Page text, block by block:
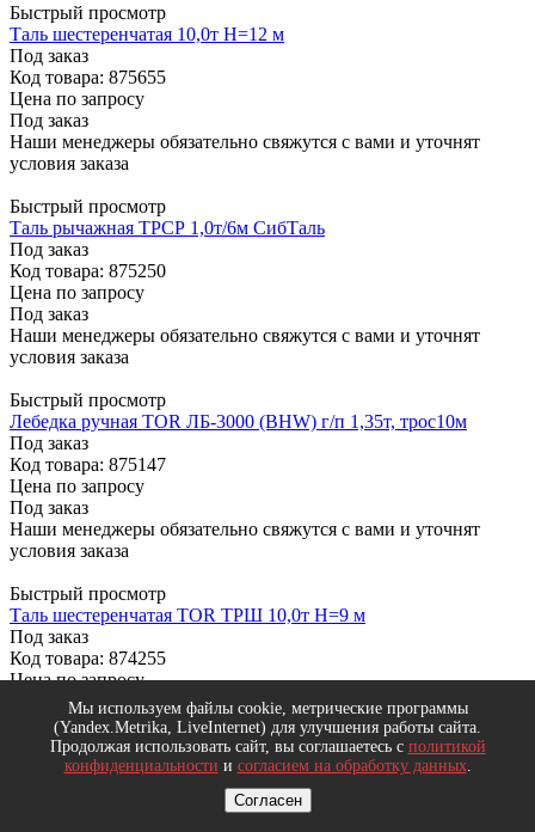
Быстрый просмотр
Таль шестеренчатая 10,0т Н=12 м
Под заказ
Код товара: 875655
Цена по запросу
Под заказ
Наши менеджеры обязательно свяжутся с вами и уточнят
условия заказа
Быстрый просмотр
Таль рычажная TРСР 1,0т/6м СибТаль
Под заказ
Код товара: 875250
Цена по запросу
Под заказ
Наши менеджеры обязательно свяжутся с вами и уточнят
условия заказа
Быстрый просмотр
Лебедка ручная TOR ЛБ-3000 (BHW) г/п 1,35т, трос10м
Под заказ
Код товара: 875147
Цена по запросу
Под заказ
Наши менеджеры обязательно свяжутся с вами и уточнят
условия заказа
Быстрый просмотр
Таль шестеренчатая TOR ТРШ 10,0т Н=9 м
Под заказ
Код товара: 874255
Цена по запросу
Под заказ
Наши менеджеры обязательно свяжутся с вами и уточнят
условия заказа
Таль рычажная TOR ТРР-ТРШСР 6,0 т. H=9 м.
Мы используем файлы cookie, метрические программы
(Yandex.Metrika, LiveInternet) для улучшения работы сайта.
Продолжая использовать сайт, вы соглашаетесь с политикой
конфиденциальности и согласием на обработку данных.
Согласен